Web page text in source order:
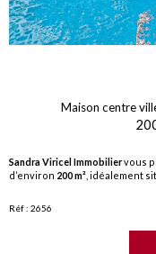
Maison centre
Sandra Viricel Immobiliervous
d’environ 200 m² , idéalement
Réf : 2656